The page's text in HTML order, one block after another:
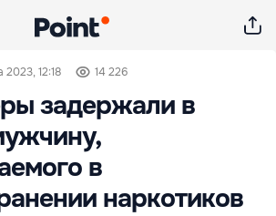
2023, 12:18 14 226
задержали в
в
наркотиков